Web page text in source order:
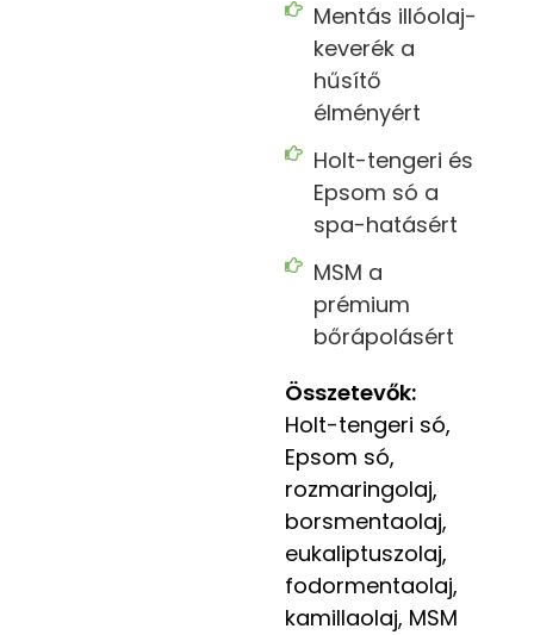
Mentás illóolaj-
keverék a
hűsítő
élményért
Holt-tengeri és
Epsom só a
spa-hatásért
MSM a
prémium
bőrápolásért
Összetevők:
Holt-tengeri só,
Epsom só,
rozmaringolaj,
borsmentaolaj,
eukaliptuszolaj,
fodormentaolaj,
kamillaolaj, MSM